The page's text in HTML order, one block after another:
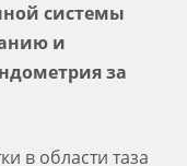
системы
и
за
в области таза